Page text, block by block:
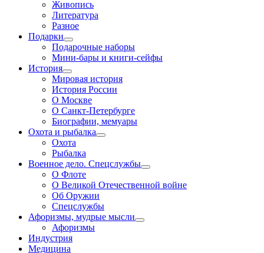
Живопись
Литература
Разное
Подарки
Подарочные наборы
Мини-бары и книги-сейфы
История
Мировая история
История России
О Москве
О Санкт-Петербурге
Биографии, мемуары
Охота и рыбалка
Охота
Рыбалка
Военное дело. Спецслужбы
О Флоте
О Великой Отечественной войне
Об Оружии
Спецслужбы
Афоризмы, мудрые мысли
Афоризмы
Индустрия
Медицина